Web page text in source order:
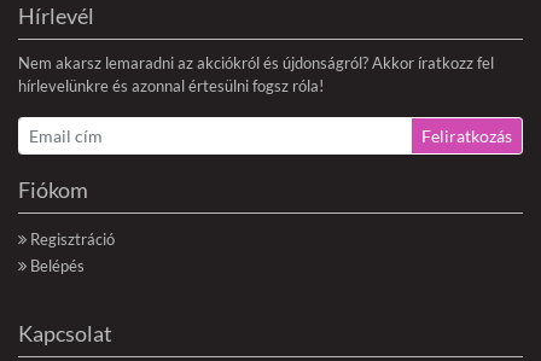
Hírlevél
Nem akarsz lemaradni az akciókról és újdonságról? Akkor íratkozz fel
hírlevelünkre és azonnal értesülni fogsz róla!
Feliratkozás
Fiókom
Regisztráció
Belépés
Kapcsolat